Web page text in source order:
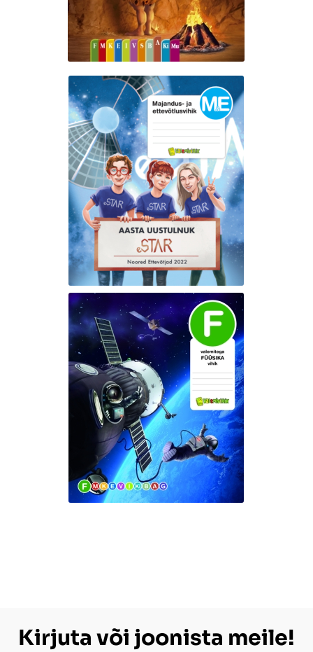
Kirjuta või joonista meile!